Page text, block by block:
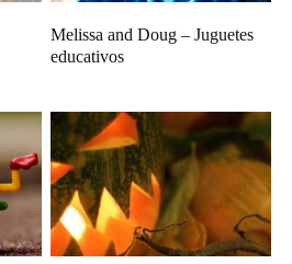
Melissa and Doug – Juguetes
educativos